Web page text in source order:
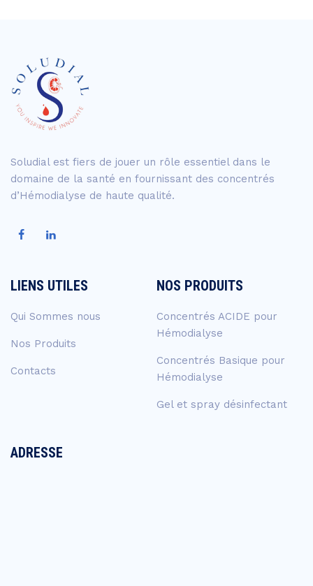
Soludial est fiers de jouer un rôle essentiel dans le
domaine de la santé en fournissant des concentrés
d’Hémodialyse de haute qualité.
LIENS UTILES
Qui Sommes nous
Nos Produits
Contacts
NOS PRODUITS
Concentrés ACIDE pour
Hémodialyse
Concentrés Basique pour
Hémodialyse
Gel et spray désinfectant
ADRESSE